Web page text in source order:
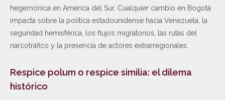
hegemónica en América del Sur. Cualquier cambio en Bogotá
impacta sobre la política estadounidense hacia Venezuela, la
seguridad hemisférica, los flujos migratorios, las rutas del
narcotráfico y la presencia de actores extrarregionales.
Respice polum o respice similia: el dilema
histórico